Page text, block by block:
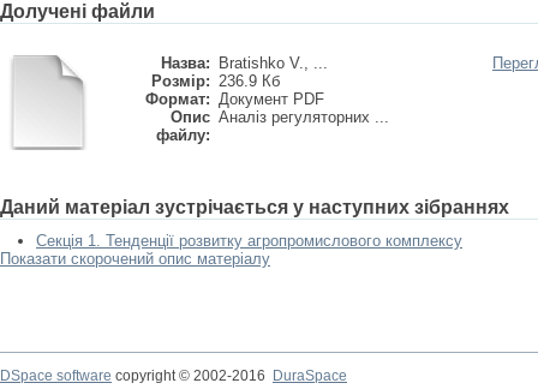
Долучені файли
Назва:
Bratishko V., ...
Розмір: 236.9 Кб
Формат: Документ PDF
Опис
файлу:
Аналіз регуляторних ...
Даний матеріал зустрічається у наступних зібраннях
Секція 1. Тенденції розвитку агропромислового комплексу
Показати скорочений опис матеріалу
DSpace software copyright © 2002-2016
DuraSpace